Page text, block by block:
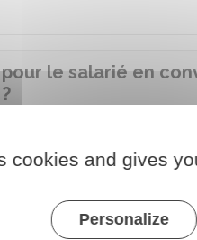
le salarié en
de jours de repos, prévus
de ses jours de repos.
de son salaire pour les
cookies and gives
Personalize